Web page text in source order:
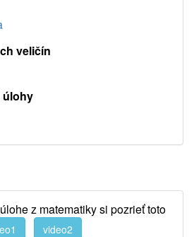
veličín
úlohy
z matematiky si pozrieť toto
video2